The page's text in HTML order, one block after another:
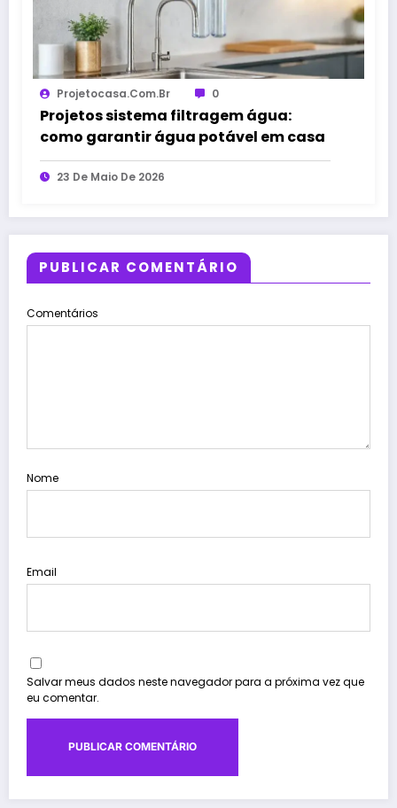
Projetocasa.com.br 0
Projetos sistema filtragem água:
como garantir água potável em casa
23 De Maio De 2026
PUBLICAR COMENTÁRIO
Comentários
Nome
Email
Salvar meus dados neste navegador para a próxima vez que
eu comentar.